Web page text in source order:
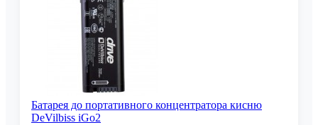
Батарея до портативного концентратора кисню
DeVilbiss iGo2